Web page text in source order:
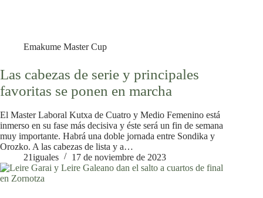
Emakume Master Cup
Las cabezas de serie y principales
favoritas se ponen en marcha
El Master Laboral Kutxa de Cuatro y Medio Femenino está
inmerso en su fase más decisiva y éste será un fin de semana
muy importante. Habrá una doble jornada entre Sondika y
Orozko. A las cabezas de lista y a…
21iguales
17 de noviembre de 2023